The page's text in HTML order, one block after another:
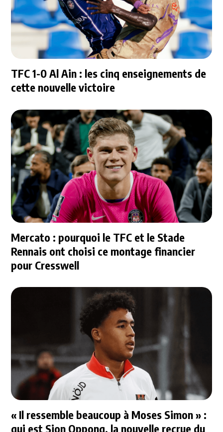
TFC 1-0 Al Ain : les cinq enseignements de
cette nouvelle victoire
Mercato : pourquoi le TFC et le Stade
Rennais ont choisi ce montage financier
pour Cresswell
« Il ressemble beaucoup à Moses Simon » :
qui est Sion Oppong, la nouvelle recrue du